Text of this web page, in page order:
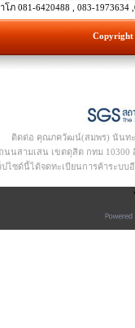
081-6420488 , 083-1973634
Copyright
ติดต่อ คุณภควัฒน์(สมพร) นันทะจุ
นสามเสน เขตดุสิต กทม 10300 อี
ปไซด์นี้ได้จดทะเบียนการค้าระบบ